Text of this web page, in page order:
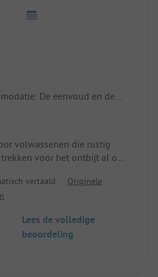
De eenvoud en de
volwassenen die rustig
voor het ontbijt al om
vertaald.
Originele
Lees de volledige
beoordeling